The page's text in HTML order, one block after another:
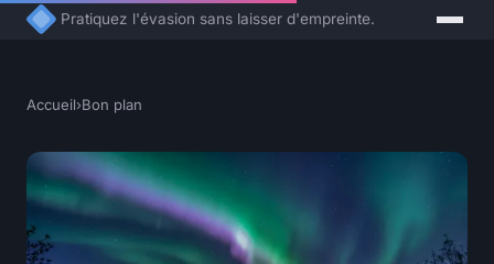
Pratiquez l'évasion sans laisser d'empreinte.
Accueil›Bon plan